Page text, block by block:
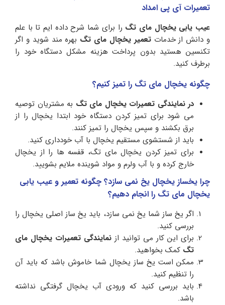
تعمیرات آی پی امداد
عیب یابی یخچال مای تگ را برای شما شرح داده ایم تا با علم
و دانش از خدماتتعمیر یخچال مای تگ بهره مند شوید و اگر
تکنسین هستید بدون پرداخت هزینه مشکل دستگاه خود را
برطرف کنید.
چگونه یخچال مای تگ را تمیز کنیم؟
در نمایندگی تعمیرات یخچال مای تگ به مشتریان توصیه
می شود برای تمیز کردن دستگاه خود ابتدا یخچال را از
برق بکشند و سپس یخچال را تمیز کنند.
باید از شستشوی مستقیم یخچال با آب خودداری کنید.
برای تمیز کردن یخچال مای تگ، قفسه ها را از یخچال
خارج کرده و با آب ولرم و مواد شوینده ملایم بشویید.
چرا یخساز یخچال یخ نمی سازد؟ چگونه تعمیر و عیب یابی
یخچال مای تگ را انجام دهیم؟
اگر یخ ساز شما یخ نمی سازد، باید یخ ساز اصلی یخچال را
بررسی کنید.
برای این کار می توانید از نمایندگی تعمیرات یخچال مای
تگ کمک بخواهید.
ممکن است یخ ساز یخچال شما خاموش باشد که باید آن
را تنظیم کنید.
باید بررسی کنید که ورودی آب یخچال گرفتگی نداشته
باشد.